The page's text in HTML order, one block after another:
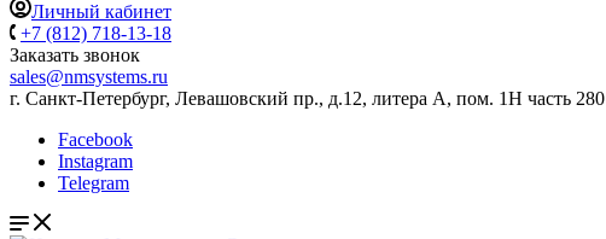
Личный кабинет
+7 (812) 718-13-18
Заказать звонок
sales@nmsystems.ru
г. Санкт-Петербург, Левашовский пр., д.12, литера А, пом. 1Н часть 280
Facebook
Instagram
Telegram